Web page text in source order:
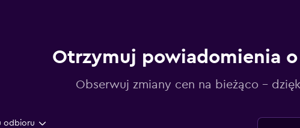
Otrzymuj powiadomienia
Obserwuj zmiany cen na bieżąco –
odbioru